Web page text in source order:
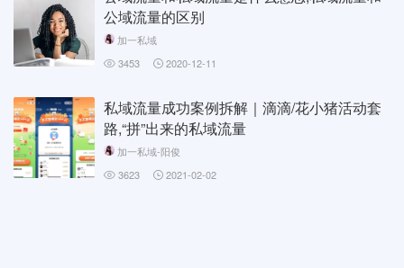
公域流量的区别
加一私域
3453
2020-12-11
私域流量成功案例拆解｜滴滴/花小猪活动套
路,“拼”出来的私域流量
加一私域-阳俊
3623
2021-02-02